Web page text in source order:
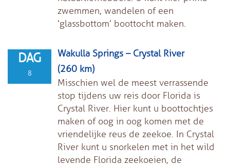
zwemmen, wandelen of een
‘glassbottom’ boottocht maken.
DAG
8
Wakulla Springs – Crystal River
(260 km)
Misschien wel de meest verrassende
stop tijdens uw reis door Florida is
Crystal River. Hier kunt u boottochtjes
maken of oog in oog komen met de
vriendelijke reus de zeekoe. In Crystal
River kunt u snorkelen met in het wild
levende Florida zeekoeien, de